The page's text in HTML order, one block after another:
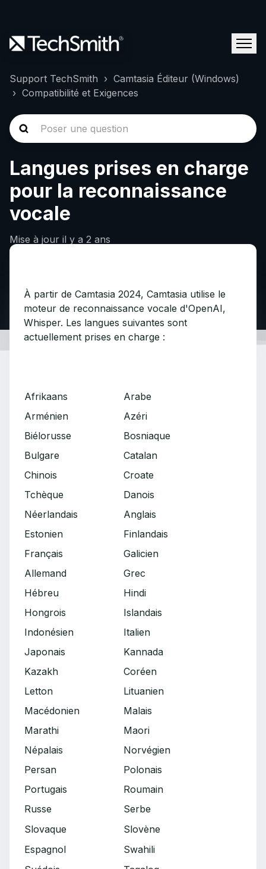
Support TechSmith
Camtasia Éditeur (Windows)
Compatibilité et Exigences
Langues prises en charge
pour la reconnaissance
vocale
Mise à jour il y a 2 ans
À partir de Camtasia 2024, Camtasia utilise le
moteur de reconnaissance vocale d'OpenAI,
Whisper. Les langues suivantes sont
actuellement prises en charge :
Afrikaans
Arabe
Arménien
Azéri
Biélorusse
Bosniaque
Bulgare
Catalan
Chinois
Croate
Tchèque
Danois
Néerlandais
Anglais
Estonien
Finlandais
Français
Galicien
Allemand
Grec
Hébreu
Hindi
Hongrois
Islandais
Indonésien
Italien
Japonais
Kannada
Kazakh
Coréen
Letton
Lituanien
Macédonien
Malais
Marathi
Maori
Népalais
Norvégien
Persan
Polonais
Portugais
Roumain
Russe
Serbe
Slovaque
Slovène
Espagnol
Swahili